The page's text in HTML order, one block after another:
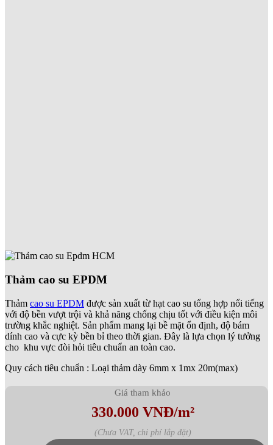
Thảm cao su EPDM
Thảm cao su EPDM được sản xuất từ hạt cao su tổng hợp nổi tiếng
với độ bền vượt trội và khả năng chống chịu tốt với điều kiện môi
trường khắc nghiệt. Sản phẩm mang lại bề mặt ổn định, độ bám
dính cao và cực kỳ bền bỉ theo thời gian. Đây là lựa chọn lý tưởng
cho khu vực đòi hỏi tiêu chuẩn an toàn cao.
Quy cách tiêu chuẩn : Loại thảm dày 6mm x 1mx 20m(max)
Giá tham khảo
330.000 VNĐ/m²
(Chưa VAT, chi phí lắp đặt)